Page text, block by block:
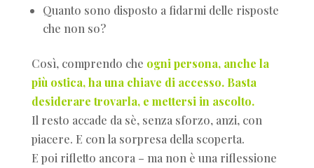
Quanto sono disposto a fidarmi delle risposte
che non so?
Così, comprendo che ogni persona, anche la
più ostica, ha una chiave di accesso. Basta
desiderare trovarla, e mettersi in ascolto.
Il resto accade da sè, senza sforzo, anzi, con
piacere. E con la sorpresa della scoperta.
E poi rifletto ancora – ma non è una riflessione